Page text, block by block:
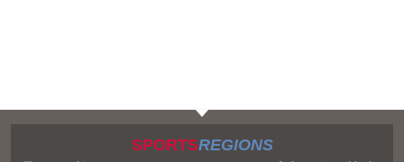
SPORTSREGIONS